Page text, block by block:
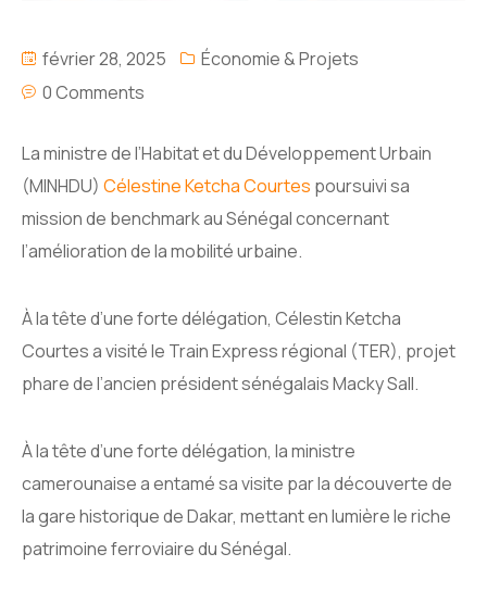
février 28, 2025
Économie & Projets
0 Comments
La ministre de l’Habitat et du Développement Urbain
(MINHDU) Célestine Ketcha Courtes poursuivi sa
mission de benchmark au Sénégal concernant
l’amélioration de la mobilité urbaine.
À la tête d’une forte délégation, Célestin Ketcha
Courtes a visité le Train Express régional (TER), projet
phare de l’ancien président sénégalais Macky Sall.
À la tête d’une forte délégation, la ministre
camerounaise a entamé sa visite par la découverte de
la gare historique de Dakar, mettant en lumière le riche
patrimoine ferroviaire du Sénégal.